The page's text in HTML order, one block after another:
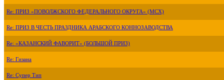
Re: ПРИЗ «ПОВОЛЖСКОГО ФЕДЕРАЛЬНОГО ОКРУГА» (МСХ)
Re: ПРИЗ В ЧЕСТЬ ПРАЗДНИКА АРАБСКОГО КОННОЗАВОДСТВА
Re: «КАЗАНСКИЙ ФАВОРИТ» (БОЛЬШОЙ ПРИЗ)
Re: Гизана
Re: Супер Тип